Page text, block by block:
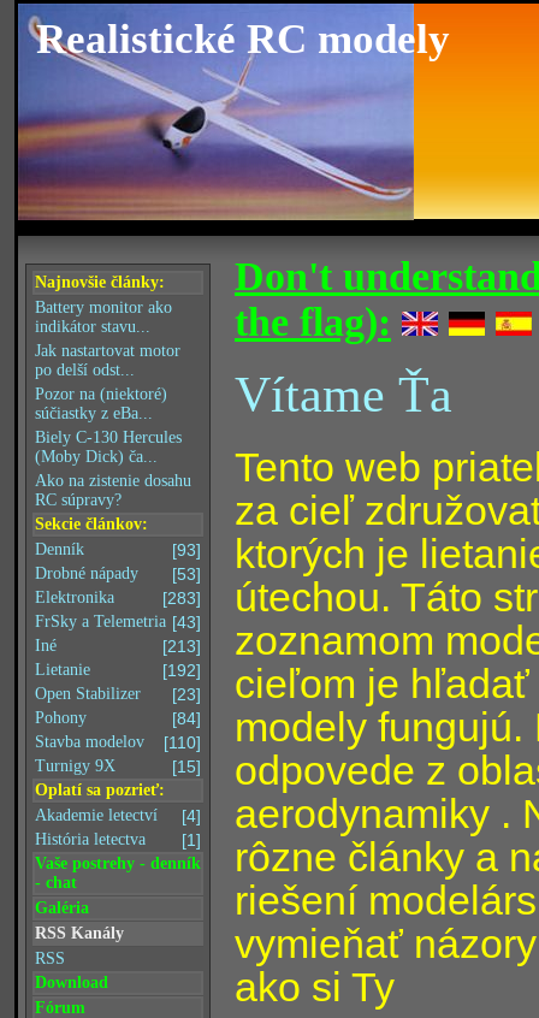
Realistické RC modely
Najnovšie články:
Battery monitor ako
indikátor stavu...
Jak nastartovat motor
po delší odst...
Pozor na (niektoré)
súčiastky z eBa...
Biely C-130 Hercules
(Moby Dick) ča...
Ako na zistenie dosahu
RC súpravy?
Sekcie článkov:
[93]
Denník
[53]
Drobné nápady
[283]
Elektronika
[43]
FrSky a Telemetria
[213]
Iné
[192]
Lietanie
[23]
Open Stabilizer
[84]
Pohony
[110]
Stavba modelov
[15]
Turnigy 9X
Oplatí sa pozrieť:
[4]
Akademie letectví
[1]
História letectva
Vaše postrehy - denník
- chat
Galéria
RSS Kanály
RSS
Download
Fórum
Don't
the flag):
Vítame Ťa
Tento web
za cieľ
ktorých je
útechou. Táto
zoznamom
cieľom je
modely
odpovede z
aerodynamiky .
rôzne články a
riešení
vymieňať
ako si Ty